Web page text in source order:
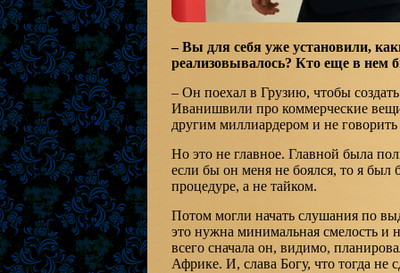
– Вы для себя уже установили,
реализовывалось? Кто еще в нем
– Он поехал в Грузию, чтобы
Иванишвили про коммерческие
другим миллиардером и не
Но это не главное. Главной была
если бы он меня не боялся, то я
процедуре, а не тайком.
Потом могли начать слушания по
это нужна минимальная смелость и
всего сначала он, видимо,
Африке. И, слава Богу, что тогда не